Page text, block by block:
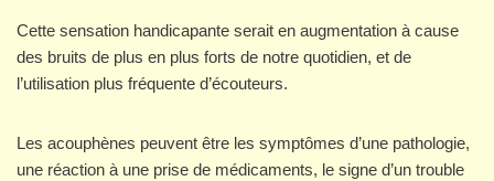
Cette sensation handicapante serait en augmentation à cause
des bruits de plus en plus forts de notre quotidien, et de
l’utilisation plus fréquente d’écouteurs.
Les acouphènes peuvent être les symptômes d’une pathologie,
une réaction à une prise de médicaments, le signe d’un trouble